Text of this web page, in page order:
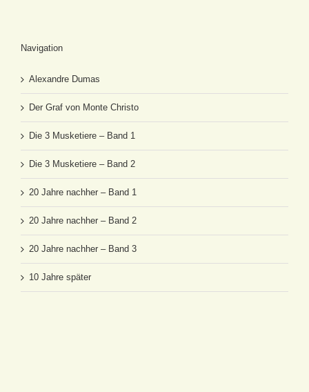
Navigation
Alexandre Dumas
Der Graf von Monte Christo
Die 3 Musketiere – Band 1
Die 3 Musketiere – Band 2
20 Jahre nachher – Band 1
20 Jahre nachher – Band 2
20 Jahre nachher – Band 3
10 Jahre später